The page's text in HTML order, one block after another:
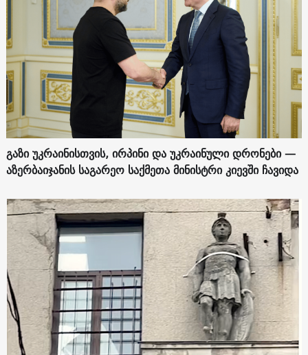
გაზი უკრაინისთვის, ირპინი და უკრაინული დრონები —
აზერბაიჯანის საგარეო საქმეთა მინისტრი კიევში ჩავიდა